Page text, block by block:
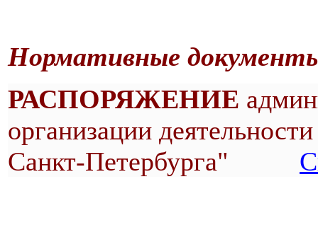
Нормативные
РАСПОРЯЖЕНИЕ
организации
Санкт-Петербурга"